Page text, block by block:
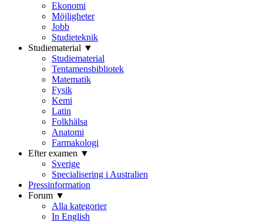
Ekonomi
Möjligheter
Jobb
Studieteknik
Studiematerial ▼
Studiematerial
Tentamensbibliotek
Matematik
Fysik
Kemi
Latin
Folkhälsa
Anatomi
Farmakologi
Efter examen ▼
Sverige
Specialisering i Australien
Pressinformation
Forum ▼
Alla kategorier
In English